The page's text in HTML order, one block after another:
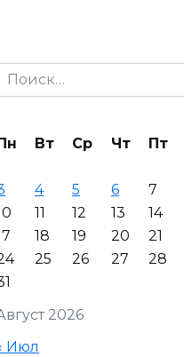
Search
2026
Вт Ср Чт Пт
4 5 6 7
11 12 13 14
18 19 20 21
25 26 27 28
Июл